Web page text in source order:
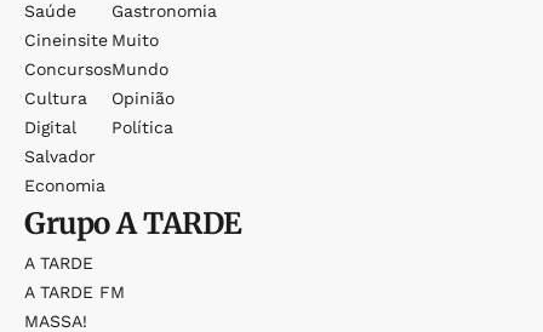
Saúde
Cineinsite
Concursos
Cultura
Digital
Salvador
Economia
Gastronomia
Muito
Mundo
Opinião
Política
GrupoA TARDE
A TARDE
A TARDE FM
MASSA!